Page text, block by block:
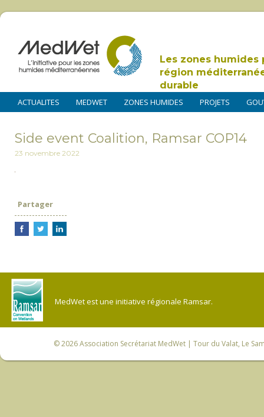
Les zones humides
région
durable
ACTUALITES MEDWET ZONES HUMIDES PROJETS
Side event Coalition, Ramsar COP14
23 novembre 2022
Partager
MedWet est une initiative régionale Ramsar.
© 2026Association Secrétariat MedWet | Tour du Valat, Le